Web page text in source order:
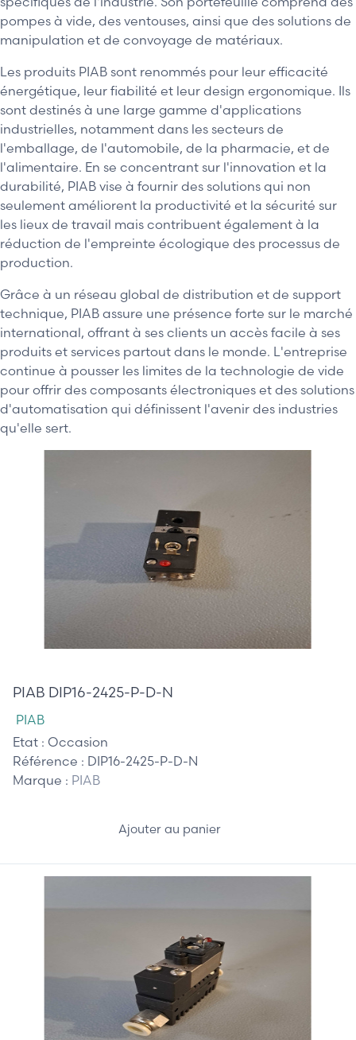
pompes à vide, des ventouses, ainsi que des solutions de
manipulation et de convoyage de matériaux.
Les produits PIAB sont renommés pour leur efficacité
énergétique, leur fiabilité et leur design ergonomique. Ils
sont destinés à une large gamme d'applications
industrielles, notamment dans les secteurs de
l'emballage, de l'automobile, de la pharmacie, et de
l'alimentaire. En se concentrant sur l'innovation et la
durabilité, PIAB vise à fournir des solutions qui non
seulement améliorent la productivité et la sécurité sur
les lieux de travail mais contribuent également à la
réduction de l'empreinte écologique des processus de
production.
Grâce à un réseau global de distribution et de support
technique, PIAB assure une présence forte sur le marché
international, offrant à ses clients un accès facile à ses
produits et services partout dans le monde. L'entreprise
continue à pousser les limites de la technologie de vide
pour offrir des composants électroniques et des solutions
d'automatisation qui définissent l'avenir des industries
qu'elle sert.
PIAB DIP16-2425-P-D-N
PIAB
Etat : Occasion
Référence : DIP16-2425-P-D-N
Marque : PIAB
Ajouter au panier